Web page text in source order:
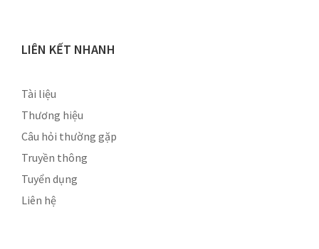
LIÊN KẾT NHANH
Tài liệu
Thương hiệu
Câu hỏi thường gặp
Truyền thông
Tuyển dụng
Liên hệ